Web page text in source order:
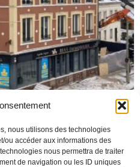
nous utilisons des technologies
ou accéder aux informations des
nous permettra de traiter
de navigation ou les ID uniques
Prochain